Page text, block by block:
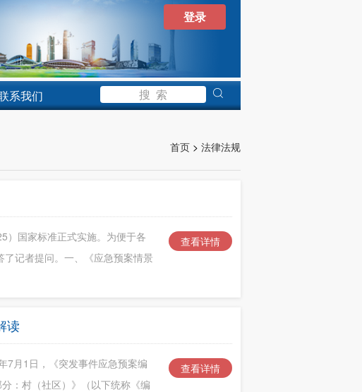
系我们
登录
首页 > 法律法规
查看详情
）国家标准正式实施。为便于各
记者提问。一、《应急预案情景
读
查看详情
7月1日，《突发事件应急预案编
：村（社区）》（以下统称《编